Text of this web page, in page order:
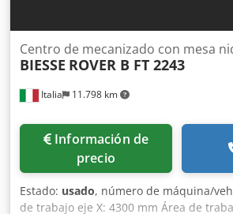
Italia 11.798 km
Centro de mecanizado con mesa
BIESSE ROVER B FT 2243
Información de
precio
Estado: usado, número de máquina/
de trabajo eje X: 4300 mm Área de